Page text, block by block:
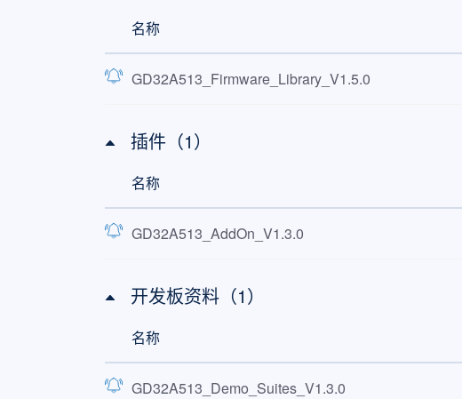
名称
GD32A513_Firmware_Library_V1.5.0
插件（1）
名称
GD32A513_AddOn_V1.3.0
开发板资料（1）
名称
GD32A513_Demo_Suites_V1.3.0